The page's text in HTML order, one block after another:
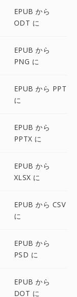
EPUB から
ODT に
EPUB から
PNG に
EPUB から PPT
に
EPUB から
PPTX に
EPUB から
XLSX に
EPUB から CSV
に
EPUB から
PSD に
EPUB から
DOT に